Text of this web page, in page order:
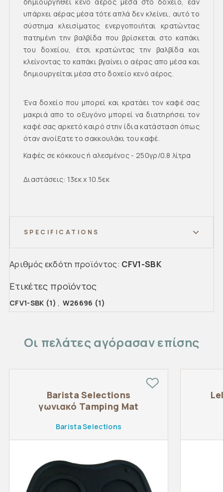
υπάρχει αέρας μέσα τότε απλά δεν κλείνει, αυτό το
σύστημα κλεισίματος ενεργοποιήται κρατώντας
πατημένη την βαλβίδα που βρίσκεται στο καπάκι
του δοχείου, έτσι κρατώντας την βαλβίδα και
κλείνοντας το καπάκι βγαίνει ο αέρας απο μέσα και
δημιουργείται μέσα στο δοχείο κενό αέρος.
Ένα δοχείο που μπορεί και κρατάει τον καφέ σας
μακριά απο το οξυγόνο μπορεί να διατηρήσει τον
καφέ σας αρκετό καιρό στην ίδια κατάσταση όπως
όταν ανοίξατε το σακκουλάκι του καφέ.
Καφές σε κόκκους ή αλεσμένος - 250γρ/0.8 λίτρα
Διαστάσεις: 13εκ x 10.5εκ
SPECIFICATIONS
Αριθμός εκδότη προϊόντος: CFV1-SBK
Ετικέτες προϊόντος
CFV1-SBK (1) , W26696 (1)
Οι πελάτες αγόρασαν επίσης
Barista Selections
γωνιακό Tamping Mat
Barista Selections